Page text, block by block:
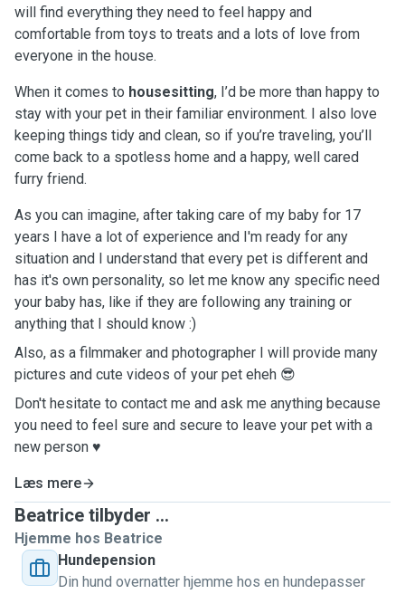
will find everything they need to feel happy and
comfortable from toys to treats and a lots of love from
everyone in the house.
When it comes to housesitting, I’d be more than happy to
stay with your pet in their familiar environment. I also love
keeping things tidy and clean, so if you’re traveling, you’ll
come back to a spotless home and a happy, well cared
furry friend.
As you can imagine, after taking care of my baby for 17
years I have a lot of experience and I'm ready for any
situation and I understand that every pet is different and
has it's own personality, so let me know any specific need
your baby has, like if they are following any training or
anything that I should know :)
Also, as a filmmaker and photographer I will provide many
pictures and cute videos of your pet eheh 😎
Don't hesitate to contact me and ask me anything because
you need to feel sure and secure to leave your pet with a
new person ♥️
Læs mere
Beatrice tilbyder ...
Hjemme hos Beatrice
Hundepension
Din hund overnatter hjemme hos en hundepasser